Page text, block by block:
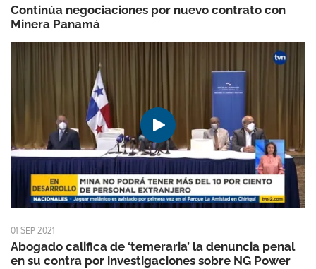
Continúa negociaciones por nuevo contrato con
Minera Panamá
01 SEP 2021
Abogado califica de ‘temeraria’ la denuncia penal
en su contra por investigaciones sobre NG Power